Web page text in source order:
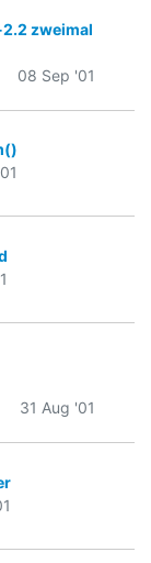
zweimal
08 Sep '01
31 Aug '01